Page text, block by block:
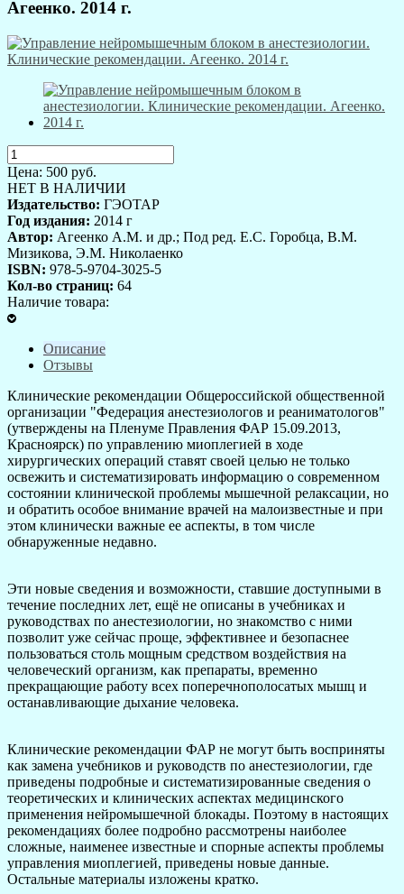
Агеенко. 2014 г.
Цена: 500 руб.
НЕТ В НАЛИЧИИ
Издательство: ГЭОТАР
Год издания: 2014 г
Автор: Агеенко А.М. и др.; Под ред. Е.С. Горобца, В.М.
Мизикова, Э.М. Николаенко
ISBN: 978-5-9704-3025-5
Кол-во страниц: 64
Наличие товара:
Описание
Отзывы
Клинические рекомендации Общероссийской общественной
организации "Федерация анестезиологов и реаниматологов"
(утверждены на Пленуме Правления ФАР 15.09.2013,
Красноярск) по управлению миоплегией в ходе
хирургических операций ставят своей целью не только
освежить и систематизировать информацию о современном
состоянии клинической проблемы мышечной релаксации, но
и обратить особое внимание врачей на малоизвестные и при
этом клинически важные ее аспекты, в том числе
обнаруженные недавно.
Эти новые сведения и возможности, ставшие доступными в
течение последних лет, ещё не описаны в учебниках и
руководствах по анестезиологии, но знакомство с ними
позволит уже сейчас проще, эффективнее и безопаснее
пользоваться столь мощным средством воздействия на
человеческий организм, как препараты, временно
прекращающие работу всех поперечнополосатых мышц и
останавливающие дыхание человека.
Клинические рекомендации ФАР не могут быть восприняты
как замена учебников и руководств по анестезиологии, где
приведены подробные и систематизированные сведения о
теоретических и клинических аспектах медицинского
применения нейромышечной блокады. Поэтому в настоящих
рекомендациях более подробно рассмотрены наиболее
сложные, наименее известные и спорные аспекты проблемы
управления миоплегией, приведены новые данные.
Остальные материалы изложены кратко.